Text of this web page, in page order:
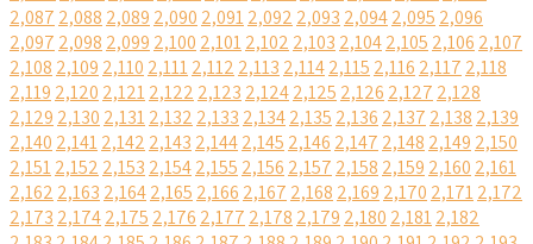
2,087 2,088 2,089 2,090 2,0912,092 2,093 2,0942,095 2,096
2,097 2,098 2,099 2,100 2,1012,102 2,103 2,1042,105 2,106 2,107
2,108 2,109 2,110 2,1112,112 2,113 2,1142,115 2,116 2,117 2,118
2,119 2,120 2,1212,122 2,123 2,1242,125 2,126 2,127 2,128
2,129 2,130 2,1312,132 2,133 2,1342,135 2,136 2,137 2,138 2,139
2,140 2,1412,142 2,143 2,1442,145 2,146 2,147 2,148 2,149 2,150
2,1512,152 2,153 2,1542,155 2,156 2,157 2,158 2,159 2,160 2,161
2,162 2,163 2,1642,165 2,166 2,167 2,168 2,169 2,170 2,1712,172
2,173 2,1742,175 2,176 2,177 2,178 2,179 2,180 2,1812,182